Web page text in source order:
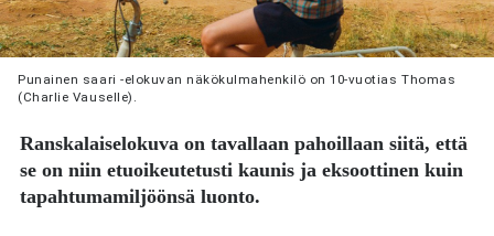
Punainen saari -elokuvan näkökulmahenkilö on 10-vuotias Thomas
(Charlie Vauselle).
Ranskalaiselokuva on tavallaan pahoillaan siitä, että
se on niin etuoikeutetusti kaunis ja eksoottinen kuin
tapahtumamiljöönsä luonto.